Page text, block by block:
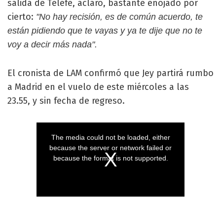
salida de Telefe, aclaró, bastante enojado por
cierto: "No hay recisión, es de común acuerdo, te
están pidiendo que te vayas y ya te dije que no te
voy a decir más nada".
El cronista de LAM confirmó que Jey partirá rumbo
a Madrid en el vuelo de este miércoles a las
23.55, y sin fecha de regreso.